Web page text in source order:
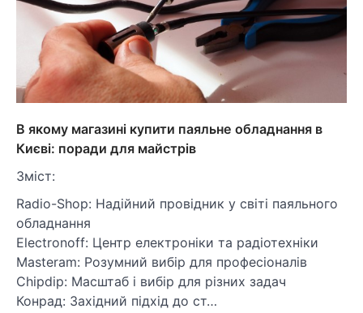
В якому магазині купити паяльне обладнання в
Києві: поради для майстрів
Зміст:
Radio-Shop: Надійний провідник у світі паяльного
обладнання
Electronoff: Центр електроніки та радіотехніки
Masteram: Розумний вибір для професіоналів
Chipdip: Масштаб і вибір для різних задач
Конрад: Західний підхід до ст…